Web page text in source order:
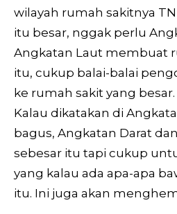
wilayah rumah sakitnya
itu besar, nggak perlu
Angkatan Laut membuat
itu, cukup balai-balai
ke rumah sakit yang
Kalau dikatakan di
bagus, Angkatan Darat
sebesar itu tapi cukup
yang kalau ada apa-apa
itu. Ini juga akan